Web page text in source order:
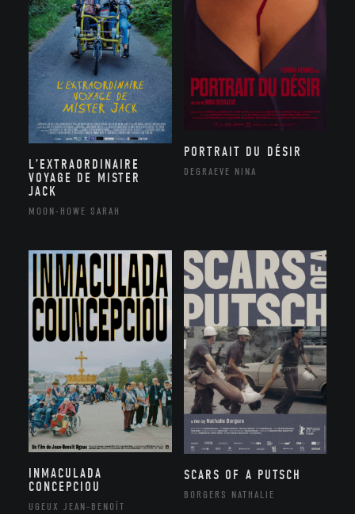
L’EXTRAORDINAIRE
VOYAGE DE MISTER
JACK
MOON-HOWE SARAH
PORTRAIT DU DÉSIR
DEGRAEVE NINA
INMACULADA
CONCEPCIOU
UGEUX JEAN-BENOÎT
SCARS OF A PUTSCH
BORGERS NATHALIE